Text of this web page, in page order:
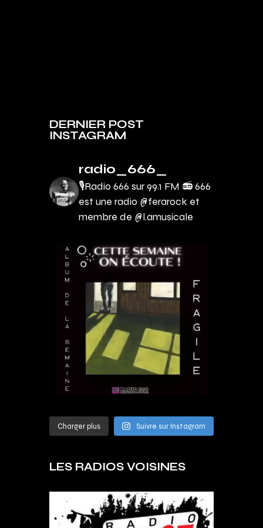
DERNIER POST
INSTAGRAM
radio_666_
🎙Radio 666 sur 99.1 FM 📻666
est une radio @ferarock et
membre de @l.amusicale
Charger plus Suivre sur Instagram
LES RADIOS VOISINES